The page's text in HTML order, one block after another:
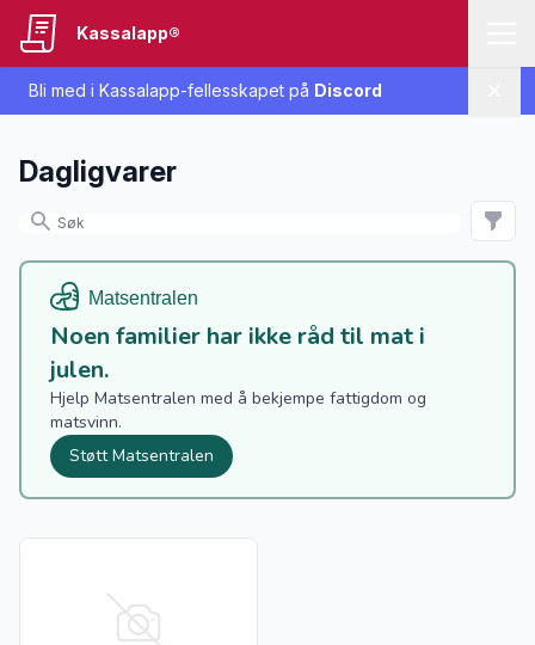
Bli med i Kassalapp-fellesskapet på Discord
Kassalapp®
Dagligvarer
Noen familier har ikke råd til mat i
julen.
Hjelp Matsentralen med å bekjempe fattigdom og
matsvinn.
Støtt Matsentralen